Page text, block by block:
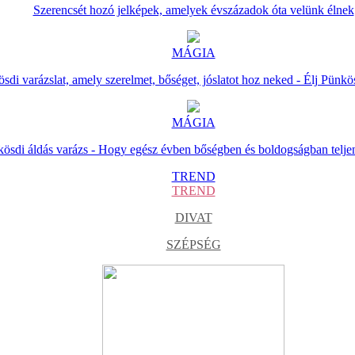
Szerencsét hozó jelképek, amelyek évszázadok óta velünk élnek
MÁGIA
varázslat, amely szerelmet, bőséget, jóslatot hoz neked - Élj
MÁGIA
áldás varázs - Hogy egész évben bőségben és boldogságban
TREND
TREND
DIVAT
SZÉPSÉG